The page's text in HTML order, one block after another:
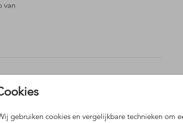
gebruiken cookies en vergelijkbare technieken om
van